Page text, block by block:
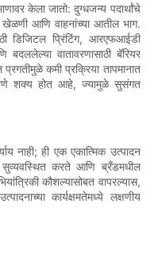
केला जातो: दुग्धजन्य पदार्थांचे
खेळणी आणि वाहनांच्या आतील भाग.
डिजिटल प्रिंटिंग, आरएफआईडी
वातावरणासाठी बॅरियर
कमी प्रक्रिया तापमानात
शक्य होत आहे, ज्यामुळे सुसंगत
नाही; ही एक एकात्मिक उत्पादन
करते आणि ब्रँडमधील
कौशल्यासोबत वापरल्यास,
कार्यक्षमतेमध्ये लक्षणीय